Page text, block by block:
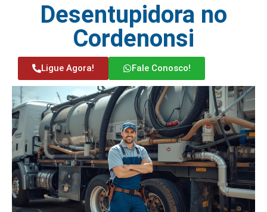
Desentupidora no
Cordenonsi
Ligue Agora! Fale Conosco!